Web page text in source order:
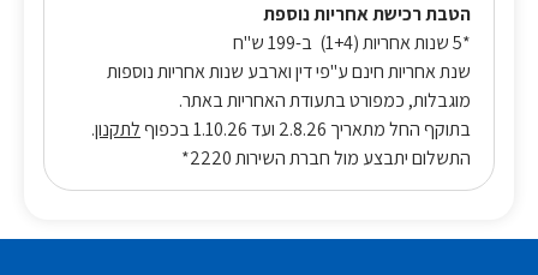
הטבת רכישת אחריות נוספת
*5 שנות אחריות (1+4) ב-199 ש"ח
שנת אחריות חינם ע"פי דין וארבע שנות אחריות נוספות
מוגבלות, כמפורט בתעודת האחריות באתר.
בתוקף החל מתאריך 2.8.26 ועד 1.10.26 בכפוף
לתקנון.
התשלום יתבצע מול חברת השירות 2220*